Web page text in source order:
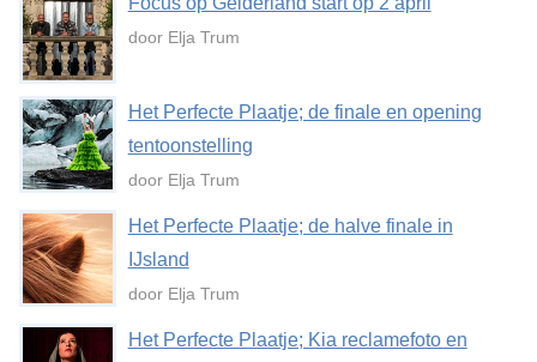
door Elja Trum
Het Perfecte Plaatje; de finale en opening
tentoonstelling
door Elja Trum
Het Perfecte Plaatje; de halve finale in
IJsland
door Elja Trum
Het Perfecte Plaatje; Kia reclamefoto en